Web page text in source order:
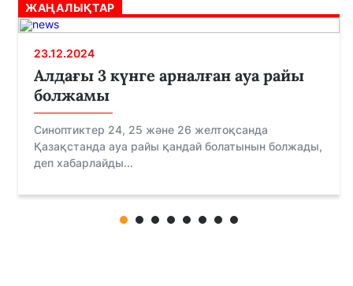
ЖАҢАЛЫҚТАР
23.12.2024
Алдағы 3 күнге арналған ауа райы
болжамы
Синоптиктер 24, 25 және 26 желтоқсанда
Қазақстанда ауа райы қандай болатынын болжады,
деп хабарлайды...